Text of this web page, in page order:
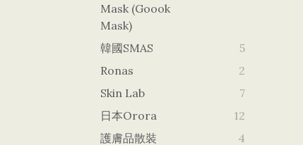
Mask (goook
Mask)
韓國SMAS
5
Ronas
2
Skin Lab
7
日本orora
12
護膚品散裝
4